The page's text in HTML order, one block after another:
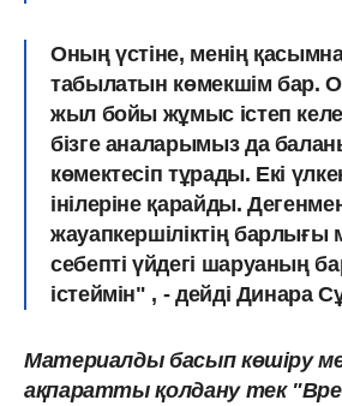
Оның үстіне, менің
табылатын көмекшім бар.
жыл бойы жұмыс істеп
бізге аналарымыз да
көмектесіп тұрады. Екі
інілеріне қарайды.
жауапкершіліктің барлығы
себепті үйдегі шаруаның
істеймін" , - дейді Динара
Материалды басып көшіру
ақпаратты қолдану тек